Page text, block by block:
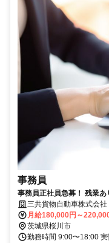
事務員
事務員正社員急募！ 残業あ
三共貨物自動車株式会
月給180,000円～
茨城県桜川市
勤務時間 9:00〜18:00